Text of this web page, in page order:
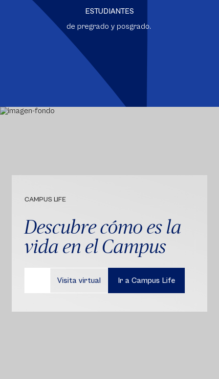
ESTUDIANTES
de pregrado y posgrado.
CAMPUS LIFE
Descubre cómo es la
vida en el Campus
Visita virtual Ir a Campus Life